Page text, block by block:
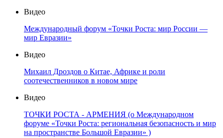
Видео
Международный форум «Точки Роста: мир России —
мир Евразии»
Видео
Михаил Дроздов о Китае, Африке и роли
соотечественников в новом мире
Видео
ТОЧКИ РОСТА - АРМЕНИЯ (о Международном
форуме «Точки Роста: региональная безопасность и мир
на пространстве Большой Евразии» )